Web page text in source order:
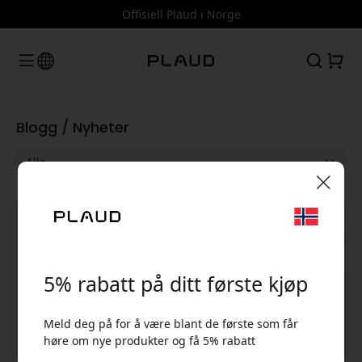
Offisiell Plaud i Norge
Blogg / Nyheter
Nyheter
5% rabatt på ditt første kjøp
Meld deg på for å være blant de første som får
høre om nye produkter og få 5% rabatt
🎉 Din rabattkode:
Bruk denne koden i kassen for å få 5% rabatt.